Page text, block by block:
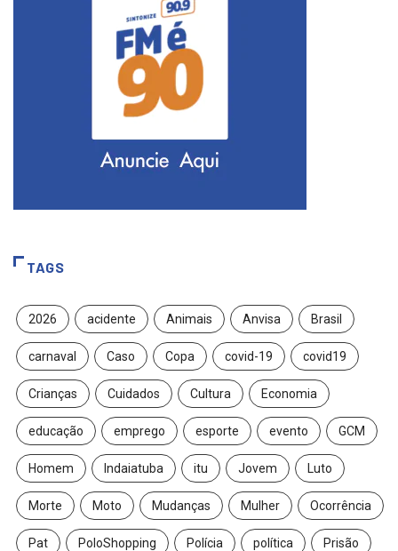
TAGS
2026 acidente Animais Anvisa Brasil
carnaval Caso Copa covid-19 covid19
Crianças Cuidados Cultura Economia
educação emprego esporte evento GCM
Homem Indaiatuba itu Jovem Luto
Morte Moto Mudanças Mulher Ocorrência
Pat PoloShopping Polícia política Prisão